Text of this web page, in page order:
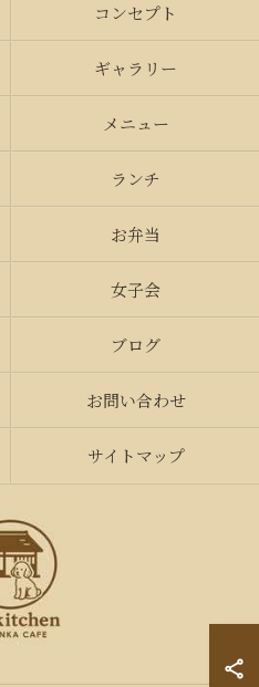
コンセプト
ギャラリー
メニュー
ランチ
お弁当
女子会
ブログ
お問い合わせ
サイトマップ